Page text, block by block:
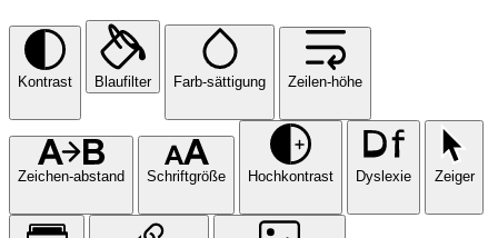
Kontrast Blaufilter Farb-sättigung Zeilen-höhe
Zeichen-abstand Schriftgröße Hochkontrast Dyslexie Zeiger